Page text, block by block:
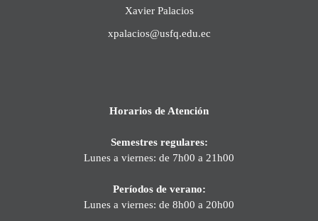
Xavier Palacios
xpalacios@usfq.edu.ec
Horarios de Atención
Semestres regulares:
Lunes a viernes: de 7h00 a 21h00
Períodos de verano:
Lunes a viernes: de 8h00 a 20h00